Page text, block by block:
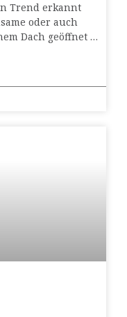
Trend erkannt
oder auch
Dach geöffnet …